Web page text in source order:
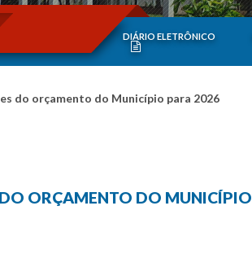
DIÁRIO ELETRÔNICO
do orçamento do Município para 2026
ORÇAMENTO DO MUNICÍPIO